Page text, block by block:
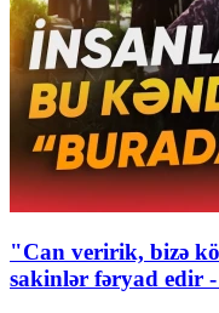
"Can veririk, bizə
sakinlər fəryad edir